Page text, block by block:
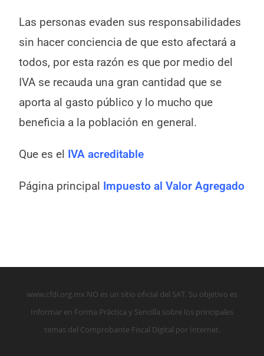
Las personas evaden sus responsabilidades
sin hacer conciencia de que esto afectará a
todos, por esta razón es que por medio del
IVA se recauda una gran cantidad que se
aporta al gasto público y lo mucho que
beneficia a la población en general.
Que es el IVA acreditable
Página principal Impuesto al Valor Agregado
www.cfdi.org.mx NO es un sitio oficial del SAT. Su objetivo es
Informar en Forma Práctica y Sencilla sobre los principales
temas del Comprobante Fiscal Digital por Internet.